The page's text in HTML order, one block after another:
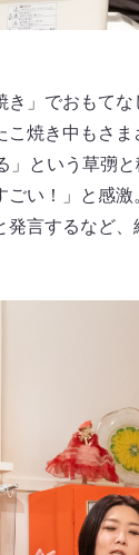
」でおもて
焼き中もさ
という草彅
い！」と感
言するなど